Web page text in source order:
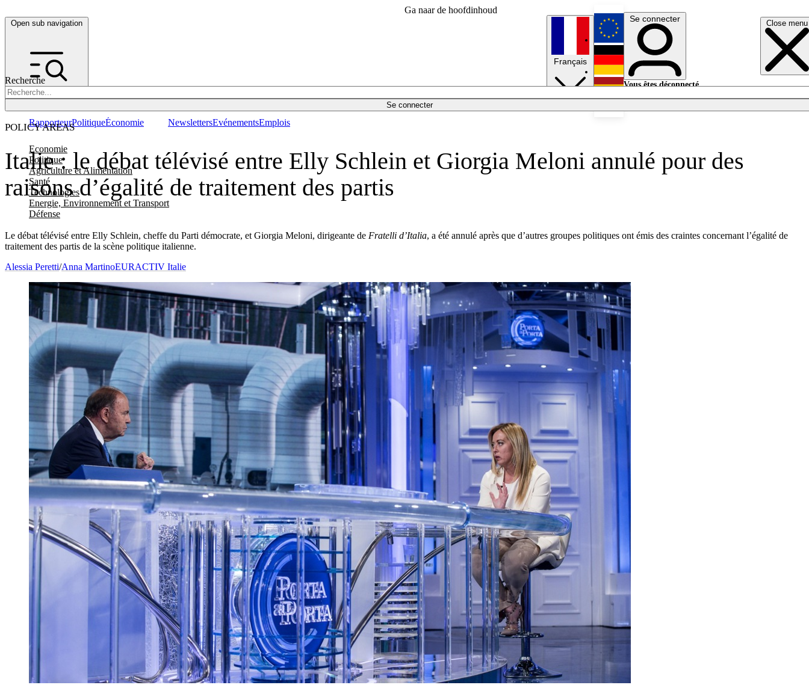
Ga naar de hoofdinhoud
Open sub navigation Close menu
Recherche
Se connecter
POLICY AREAS
Economie
Politique
Agriculture et Alimentation
Santé
Technologies
Energie, Environnement et Transport
Défense
RapporteurPolitiqueÉconomie NewslettersEvénementsEmplois
Français
English
Deutsch
Se connecter
Vous êtes déconnecté.
Italie : le débat télévisé entre Elly Schlein et Giorgia Meloni annulé pour des
raisons d’égalité de traitement des partis
Le débat télévisé entre Elly Schlein, cheffe du Parti démocrate, et Giorgia Meloni, dirigeante de Fratelli d’Italia, a été annulé après que d’autres groupes politiques ont émis des craintes concernant l’égalité de
traitement des partis de la scène politique italienne.
Alessia Peretti/Anna MartinoEURACTIV Italie